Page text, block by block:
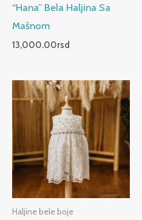
“Hana” Bela Haljina Sa
Mašnom
13,000.00rsd
Haljine bele boje